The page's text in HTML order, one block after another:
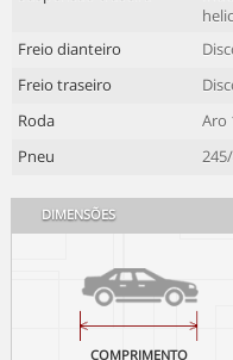
Freio dianteiro
Freio traseiro
Roda
Aro
Pneu
DIMENSÕES
COMPRIMENTO